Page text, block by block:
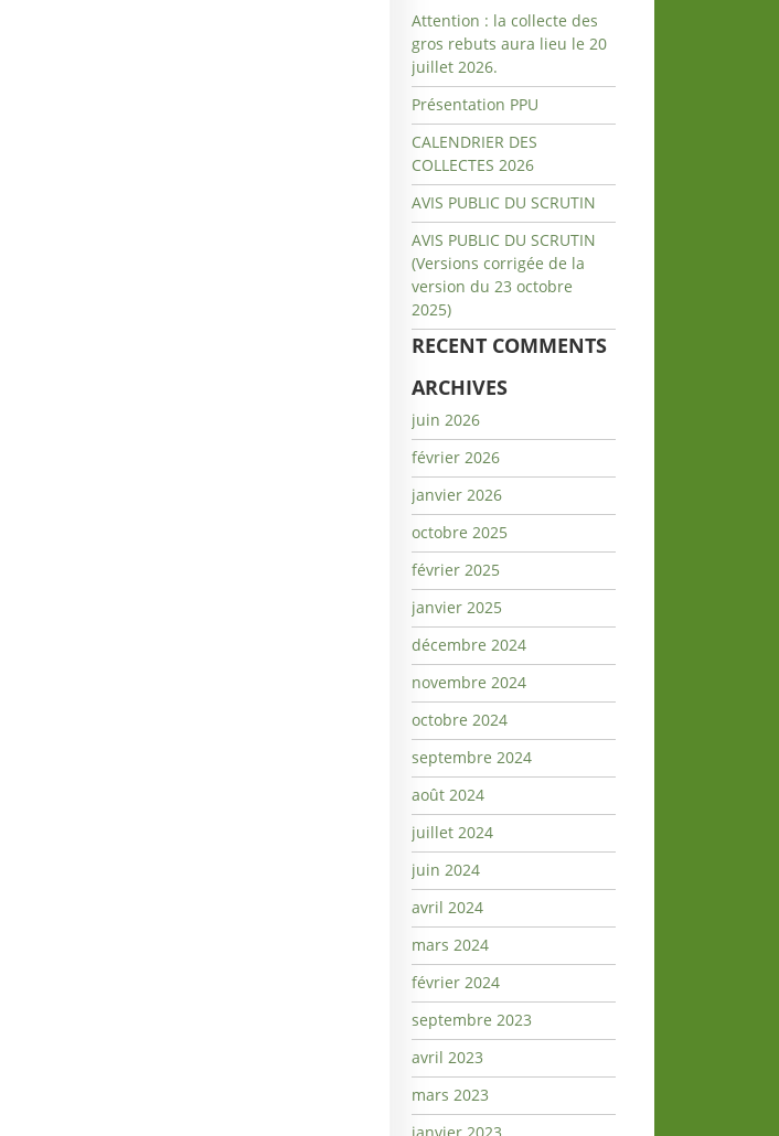
Attention : la collecte des
gros rebuts aura lieu le 20
juillet 2026.
Présentation PPU
CALENDRIER DES
COLLECTES 2026
AVIS PUBLIC DU SCRUTIN
AVIS PUBLIC DU SCRUTIN
(Versions corrigée de la
version du 23 octobre
2025)
RECENT COMMENTS
ARCHIVES
juin 2026
février 2026
janvier 2026
octobre 2025
février 2025
janvier 2025
décembre 2024
novembre 2024
octobre 2024
septembre 2024
août 2024
juillet 2024
juin 2024
avril 2024
mars 2024
février 2024
septembre 2023
avril 2023
mars 2023